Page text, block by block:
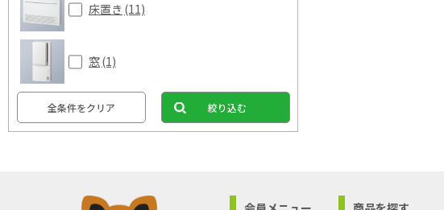
床置き (11)
窓(1)
全条件をクリア 絞り込む